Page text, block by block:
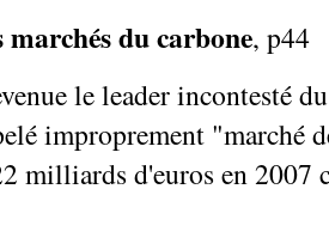
marchés du carbone, p44
le leader incontesté
improprement "marché
milliards d'euros en 2007